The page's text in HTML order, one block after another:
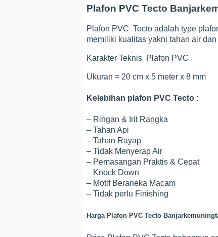
Plafon PVC Tecto
Plafon PVC Tecto adalah type
memiliki kualitas yakni tahan air
Karakter Teknis Plafon PVC
Ukuran = 20 cm x 5 meter x 8 mm
Kelebihan plafon PVC Tecto :
– Ringan & Irit Rangka
– Tahan Api
– Tahan Rayap
– Tidak Menyerap Air
– Pemasangan Praktis & Cepat
– Knock Down
– Motif Beraneka Macam
– Tidak perlu Finishing
Harga Plafon PVC Tecto